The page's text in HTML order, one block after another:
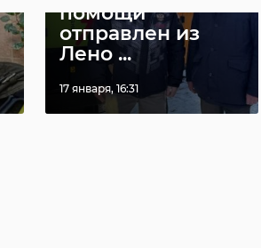
помощи
отправлен из
Лено ...
17 января, 16:31